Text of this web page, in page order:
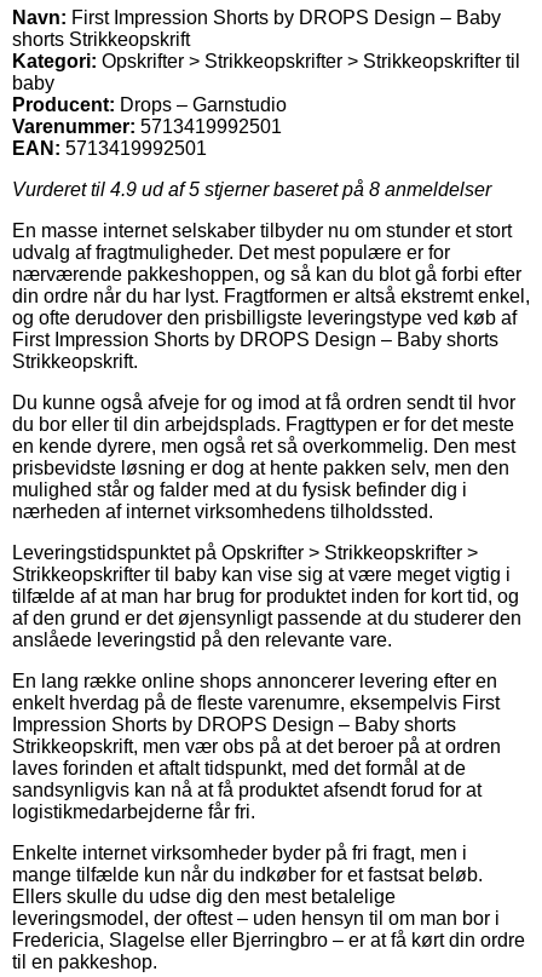
Navn: First Impression Shorts by DROPS Design – Baby
shorts Strikkeopskrift
Kategori: Opskrifter > Strikkeopskrifter > Strikkeopskrifter til
baby
Producent: Drops – Garnstudio
Varenummer: 5713419992501
EAN: 5713419992501
Vurderet til 4.9 ud af 5 stjerner baseret på 8 anmeldelser
En masse internet selskaber tilbyder nu om stunder et stort
udvalg af fragtmuligheder. Det mest populære er for
nærværende pakkeshoppen, og så kan du blot gå forbi efter
din ordre når du har lyst. Fragtformen er altså ekstremt enkel,
og ofte derudover den prisbilligste leveringstype ved køb af
First Impression Shorts by DROPS Design – Baby shorts
Strikkeopskrift.
Du kunne også afveje for og imod at få ordren sendt til hvor
du bor eller til din arbejdsplads. Fragttypen er for det meste
en kende dyrere, men også ret så overkommelig. Den mest
prisbevidste løsning er dog at hente pakken selv, men den
mulighed står og falder med at du fysisk befinder dig i
nærheden af internet virksomhedens tilholdssted.
Leveringstidspunktet på Opskrifter > Strikkeopskrifter >
Strikkeopskrifter til baby kan vise sig at være meget vigtig i
tilfælde af at man har brug for produktet inden for kort tid, og
af den grund er det øjensynligt passende at du studerer den
anslåede leveringstid på den relevante vare.
En lang række online shops annoncerer levering efter en
enkelt hverdag på de fleste varenumre, eksempelvis First
Impression Shorts by DROPS Design – Baby shorts
Strikkeopskrift, men vær obs på at det beroer på at ordren
laves forinden et aftalt tidspunkt, med det formål at de
sandsynligvis kan nå at få produktet afsendt forud for at
logistikmedarbejderne får fri.
Enkelte internet virksomheder byder på fri fragt, men i
mange tilfælde kun når du indkøber for et fastsat beløb.
Ellers skulle du udse dig den mest betalelige
leveringsmodel, der oftest – uden hensyn til om man bor i
Fredericia, Slagelse eller Bjerringbro – er at få kørt din ordre
til en pakkeshop.